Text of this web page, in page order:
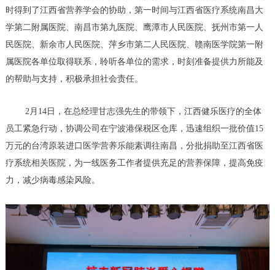
时得到了江西省营养学会的协助，第一时间与江西省医疗系统南昌大
学第二附属医院、南昌市第九医院、鹰潭市人民医院、抚州市第一人
民医院、新余市人民医院、萍乡市第二人民医院、赣南医学院第一附
属医院各单位取得联系，聆听各单位的需求，时刻准备提供力所能及
的帮助与支持，积极承担社会责任。
2月14日，在总经理甘志强先生的带领下，江西健乐医疗的全体
员工紧急行动，协调公司在宁波港保税区仓库，迅速组织一批价值15
万元的台湾原装进口医学营养乐能素调往南昌，分批捐助至江西省医
疗系统相关医院，为一线医务工作者提供充足的营养保障，提高免疫
力，减少病毒感染风险。